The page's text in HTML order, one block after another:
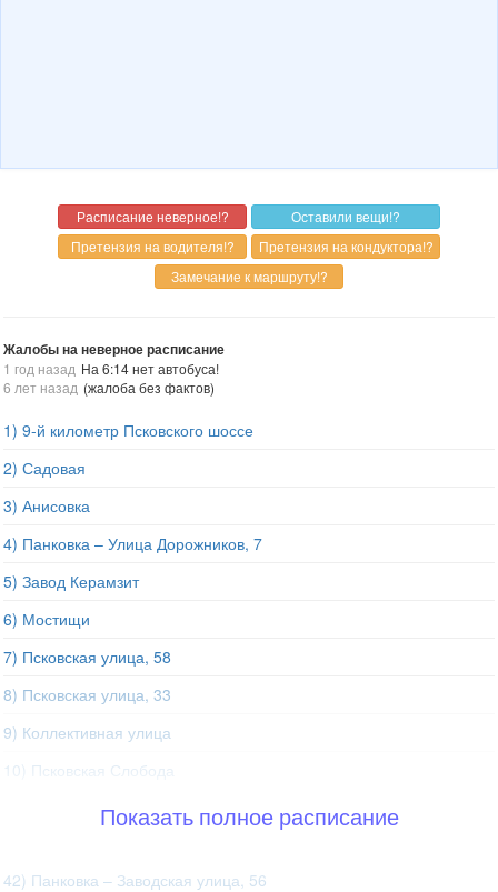
Жалобы на неверное расписание
1 год назад На 6:14 нет автобуса!
6 лет назад (жалоба без фактов)
1) 9-й километр Псковского шоссе
2) Садовая
3) Анисовка
4) Панковка – Улица Дорожников, 7
5) Завод Керамзит
6) Мостищи
7) Псковская улица, 58
8) Псковская улица, 33
9) Коллективная улица
10) Псковская Слобода
Показать полное расписание
42) Панковка – Заводская улица, 56